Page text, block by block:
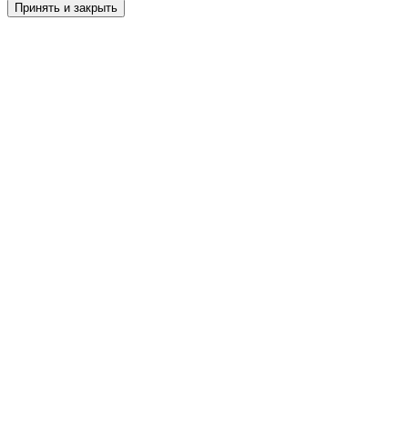
Принять и закрыть